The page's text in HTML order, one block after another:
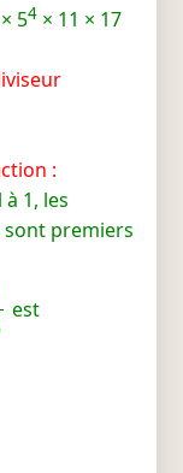
× 54 × 11 × 17
:
1, les
sont premiers
est